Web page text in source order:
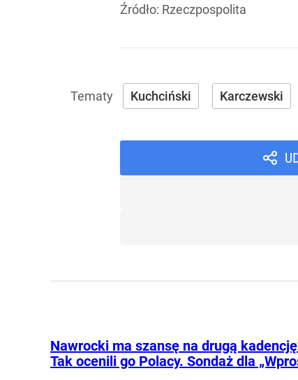
Źródło: Rzeczpospolita
Kuchciński Karczewski
Nawrocki ma szansę na drugą
Tak ocenili go Polacy. Sondaż dla